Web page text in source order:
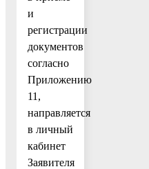
и
регистрации
документов
согласно
Приложению
11,
направляется
в личный
кабинет
Заявителя